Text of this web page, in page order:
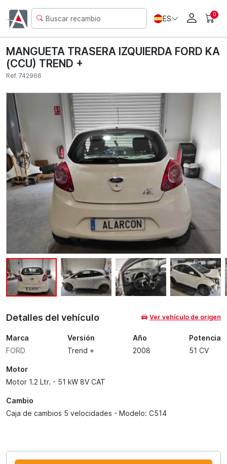
ES 0
MANGUETA TRASERA IZQUIERDA FORD KA
(CCU) TREND +
Ref. 742966
Detalles del vehículo Ver vehículo de origen
Marca
FORD
Versión
Trend +
Año
2008
Potencia
51 CV
Motor
Motor 1.2 Ltr. - 51 kW 8V CAT
Cambio
Caja de cambios 5 velocidades - Modelo: C514